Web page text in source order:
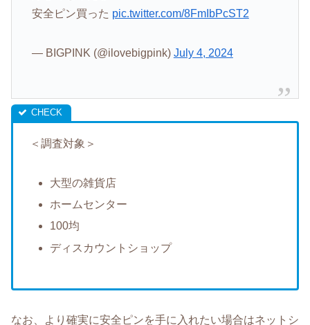
安全ピン買った pic.twitter.com/8FmIbPcST2
— BIGPINK (@ilovebigpink) July 4, 2024
＜調査対象＞
大型の雑貨店
ホームセンター
100均
ディスカウントショップ
なお、より確実に安全ピンを手に入れたい場合はネットシ